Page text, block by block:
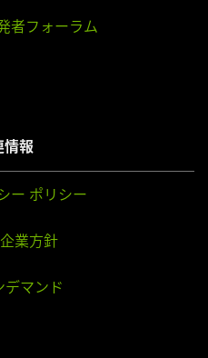
者フォーラム
情報
ー ポリシー
企業方針
デマンド